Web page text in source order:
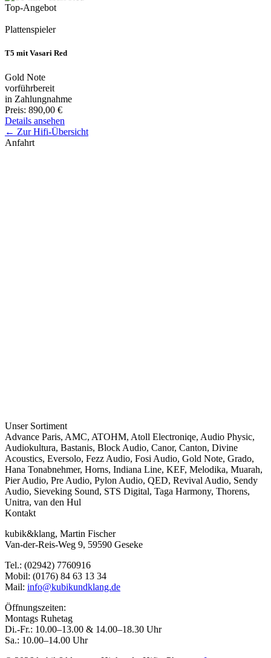
Top-Angebot
Plattenspieler
T5 mit Vasari Red
Gold Note
vorführbereit
in Zahlungnahme
Preis: 890,00 €
Details ansehen
← Zur Hifi-Übersicht
Anfahrt
Unser Sortiment
Advance Paris, AMC, ATOHM, Atoll Electroniqe, Audio Physic,
Audiokultura, Bastanis, Block Audio, Canor, Canton, Divine
Acoustics, Eversolo, Fezz Audio, Fosi Audio, Gold Note, Grado,
Hana Tonabnehmer, Horns, Indiana Line, KEF, Melodika, Muarah,
Pier Audio, Pre Audio, Pylon Audio, QED, Revival Audio, Sendy
Audio, Sieveking Sound, STS Digital, Taga Harmony, Thorens,
Unitra, van den Hul
Kontakt
kubik&klang, Martin Fischer
Van-der-Reis-Weg 9, 59590 Geseke
Tel.: (02942) 7760916
Mobil: (0176) 84 63 13 34
Mail: info@kubikundklang.de
Öffnungszeiten:
Montags Ruhetag
Di.-Fr.: 10.00–13.00 & 14.00–18.30 Uhr
Sa.: 10.00–14.00 Uhr